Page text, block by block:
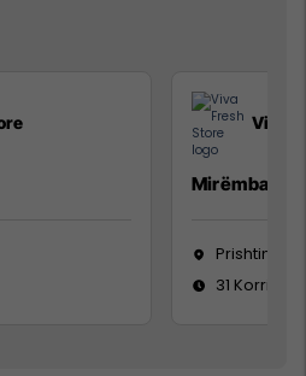
Viva
Prishtinë
31 Korrik